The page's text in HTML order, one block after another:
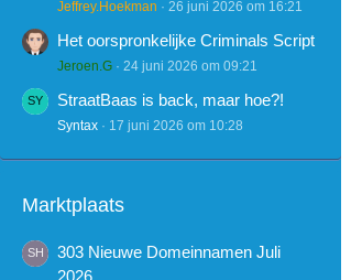
Jeffrey.Hoekman 26 juni 2026 om 16:21
Het oorspronkelijke Criminals Script
Jeroen.G 24 juni 2026 om 09:21
StraatBaas is back, maar hoe?!
Syntax 17 juni 2026 om 10:28
Marktplaats
303 Nieuwe Domeinnamen Juli
2026